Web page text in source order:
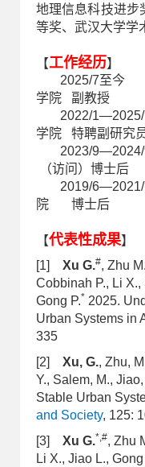
地理信息科技进步
等奖、武汉大学学
【工作经历】
2025/7至今
学院 副教授
2022/1—2025/
学院 特聘副研究
2023/
（访问）博士后
2019/
院 博士后
【代表性成果】
[1]
Xu G.#, Zhu M.
Cobbinah P., Li
Gong P.* 2025.
Urban Systems in
335
[2]
Xu, G., Zhu,
Y., Salem, M.,
Stable Urban
and Society, 125:
[3] Xu G.*,#, Zhu
Li X., Jiao L.,